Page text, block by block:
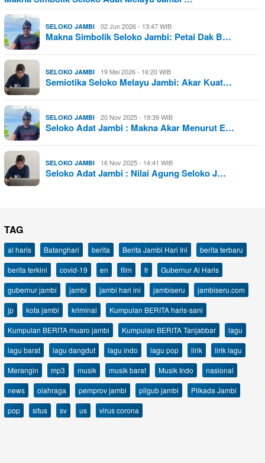
SELOKO JAMBI 02 Jun 2026 - 13:47 WIB
Makna Simbolik Seloko Jambi: Petai Dak B…
SELOKO JAMBI 19 Mei 2026 - 16:20 WIB
Semiotika Seloko Melayu Jambi: Akar Kuat…
SELOKO JAMBI 20 Nov 2025 - 19:39 WIB
Seloko Adat Jambi : Makna Akar Menurut E…
SELOKO JAMBI 16 Nov 2025 - 14:41 WIB
Seloko Adat Jambi : Nilai Agung Seloko J…
TAG
al haris Batanghari berita Berita Jambi Hari Ini
berita terbaru
berita terkini
covid-19 en film fr
Gubernur Al Haris
gubernur jambi
jambi jambi hari ini jambiseru
jambiseru.com
jp
kota jambi kriminal
Kumpulan BERITA haris-sani
Kumpulan BERITA muaro jambi
Kumpulan BERITA Tanjabbar
lagu
lagu barat
lagu dangdut lagu indo lagu pop lirik
lirik lagu
Merangin
mp3 musik musik barat Musik Indo
nasional
news
olahraga pemprov jambi pilgub jambi
Pilkada Jambi
pop
situs sv us virus corona